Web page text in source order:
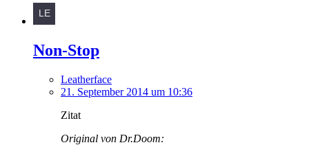
Non-Stop
Leatherface
21. September 2014 um 10:36
Zitat
Original von Dr.Doom: